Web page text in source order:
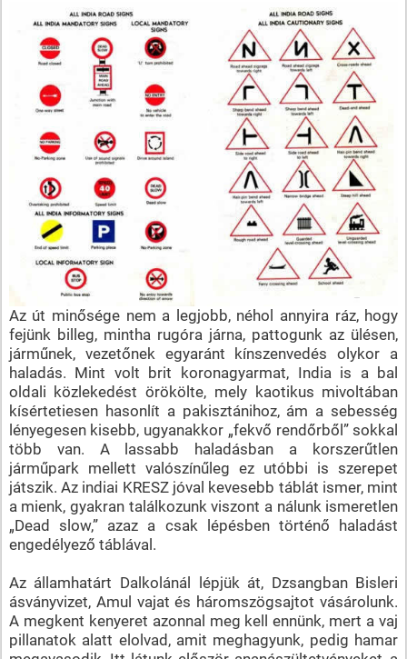
Az út minősége nem a legjobb, néhol annyira ráz, hogy
fejünk billeg, mintha rugóra járna, pattogunk az ülésen,
járműnek, vezetőnek egyaránt kínszenvedés olykor a
haladás. Mint volt brit koronagyarmat, India is a bal
oldali közlekedést örökölte, mely kaotikus mivoltában
kísértetiesen hasonlít a pakisztánihoz, ám a sebesség
lényegesen kisebb, ugyanakkor „fekvő rendőrből” sokkal
több van. A lassabb haladásban a korszerűtlen
járműpark mellett valószínűleg ez utóbbi is szerepet
játszik. Az indiai KRESZ jóval kevesebb táblát ismer, mint
a mienk, gyakran találkozunk viszont a nálunk ismeretlen
„Dead slow,” azaz a csak lépésben történő haladást
engedélyező táblával.
Az államhatárt Dalkolánál lépjük át, Dzsangban Bisleri
ásványvizet, Amul vajat és háromszögsajtot vásárolunk.
A megkent kenyeret azonnal meg kell ennünk, mert a vaj
pillanatok alatt elolvad, amit meghagyunk, pedig hamar